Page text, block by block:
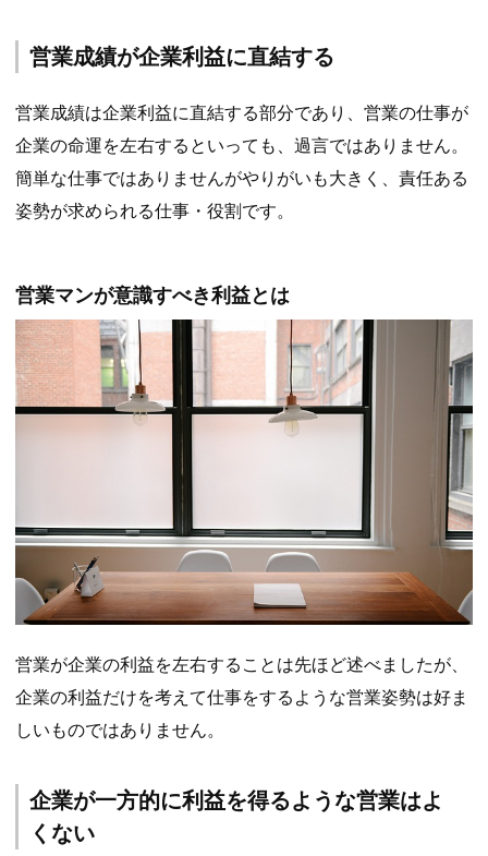
営業成績が企業利益に直結する
営業成績は企業利益に直結する部分であり、営業の仕事が
企業の命運を左右するといっても、過言ではありません。
簡単な仕事ではありませんがやりがいも大きく、責任ある
姿勢が求められる仕事・役割です。
営業マンが意識すべき利益とは
営業が企業の利益を左右することは先ほど述べましたが、
企業の利益だけを考えて仕事をするような営業姿勢は好ま
しいものではありません。
企業が一方的に利益を得るような営業はよ
くない